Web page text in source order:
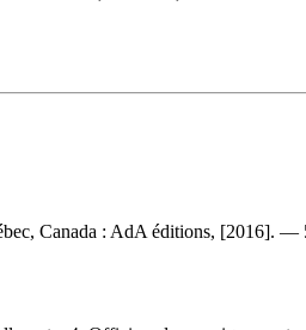
Canada : AdA éditions, [2016].